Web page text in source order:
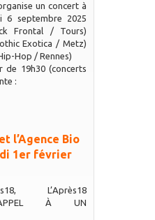
un concert à
6 septembre 2025
Frontal / Tours)
Exotica / Metz)
Hop / Rennes)
de 19h30 (concerts
:
l’Agence Bio
1er février
L’Après18
APPEL À UN